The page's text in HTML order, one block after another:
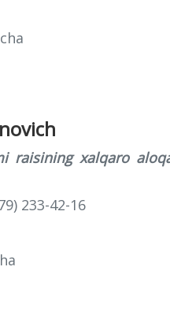
raisining xalqaro
233-42-16